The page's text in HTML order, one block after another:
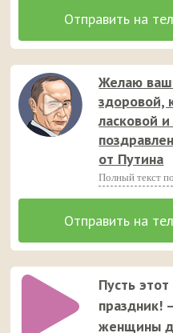
Желаю
здоровой,
ласковой
от Путина
Полный текст
Пусть
праздник!
женщины